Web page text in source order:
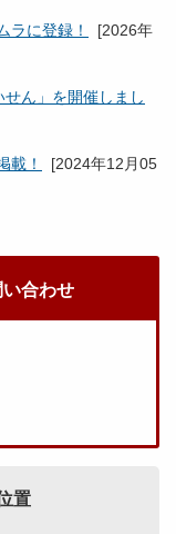
ラに登録！ [2026年
せん」を開催しまし
載！ [2024年12月05
合わせ
置